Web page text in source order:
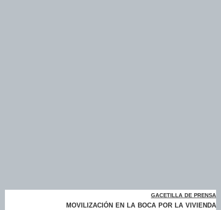
gacetilla de prensa
movilización en la boca por la vivienda